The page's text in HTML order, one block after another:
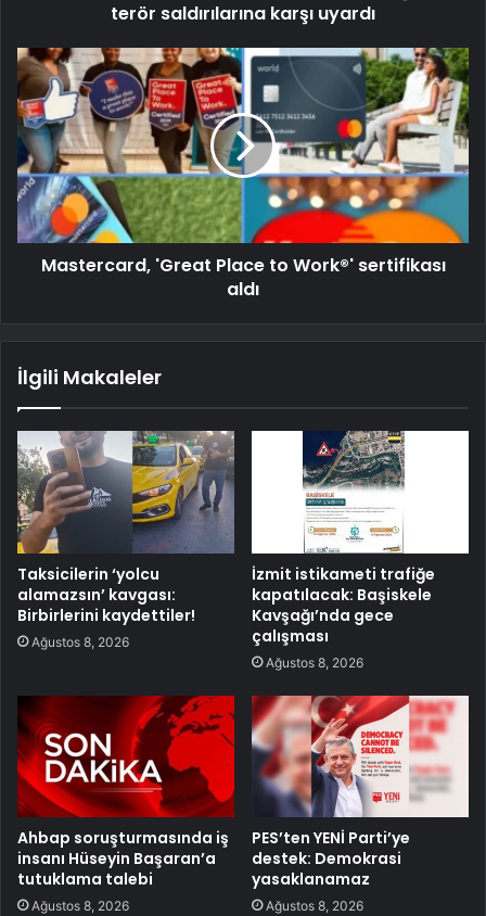
terör saldırılarına karşı uyardı
Mastercard, 'Great Place to Work®' sertifikası
aldı
İlgili Makaleler
Taksicilerin ‘yolcu
alamazsın’ kavgası:
Birbirlerini kaydettiler!
Ağustos 8, 2026
İzmit istikameti trafiğe
kapatılacak: Başiskele
Kavşağı’nda gece
çalışması
Ağustos 8, 2026
Ahbap soruşturmasında iş
insanı Hüseyin Başaran’a
tutuklama talebi
Ağustos 8, 2026
PES’ten YENİ Parti’ye
destek: Demokrasi
yasaklanamaz
Ağustos 8, 2026